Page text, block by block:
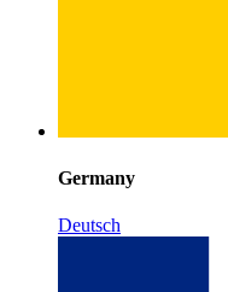
Germany
Deutsch